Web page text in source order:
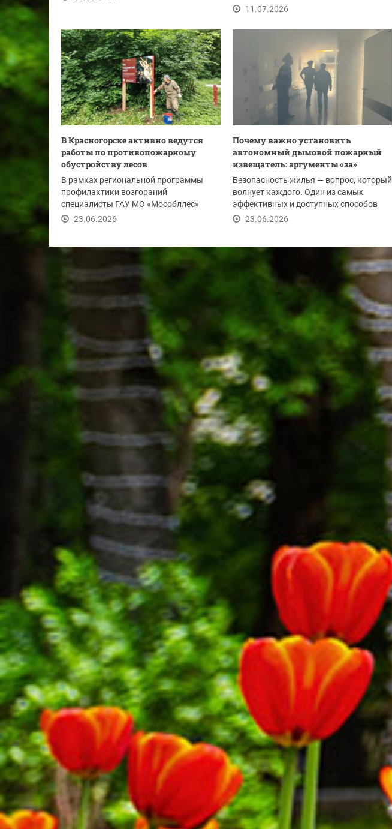
года выявлено...
11.07.2026
В Красногорске активно ведутся
работы по противопожарному
обустройству лесов
В рамках региональной программы
профилактики возгораний
специалисты ГАУ МО «Мособллес»
установили и отремонтировали в...
23.06.2026
Почему важно установить
автономный дымовой пожарный
извещатель: аргументы «за»
Безопасность жилья — вопрос, который
волнует каждого. Один из самых
эффективных и доступных способов
защитить дом и...
23.06.2026